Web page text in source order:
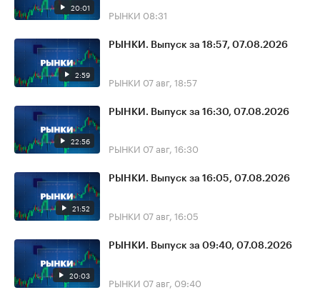
20:01 РЫНКИ 08:31
2:59
РЫНКИ. Выпуск за 18:57, 07.08.2026
РЫНКИ 07 авг, 18:57
22:56
РЫНКИ. Выпуск за 16:30, 07.08.2026
РЫНКИ 07 авг, 16:30
21:52
РЫНКИ. Выпуск за 16:05, 07.08.2026
РЫНКИ 07 авг, 16:05
20:03
РЫНКИ. Выпуск за 09:40, 07.08.2026
РЫНКИ 07 авг, 09:40